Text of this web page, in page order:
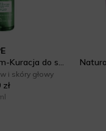
Grow My Hair Serum-Kuracja do skóry głowy na noc
i skóry głowy